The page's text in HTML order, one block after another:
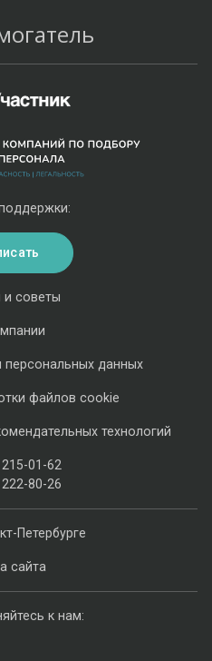
Петербурге
сайта
и советы
персональных данных
файлов cookie
технологий
01-62
80-26
к нам: